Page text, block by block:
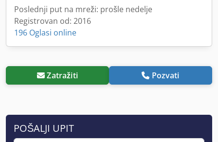
Poslednji put na mreži: prošle nedelje
Registrovan od: 2016
196 Oglasi online
Zatražiti Pozvati
POŠALJI UPIT